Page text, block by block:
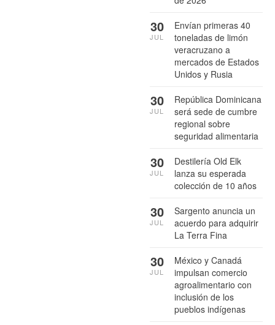
Envían primeras 40
toneladas de limón
veracruzano a
mercados de Estados
Unidos y Rusia
30
JUL
República Dominicana
será sede de cumbre
regional sobre
seguridad alimentaria
30
JUL
Destilería Old Elk
lanza su esperada
colección de 10 años
30
JUL
Sargento anuncia un
acuerdo para adquirir
La Terra Fina
30
JUL
México y Canadá
impulsan comercio
agroalimentario con
inclusión de los
pueblos indígenas
30
JUL